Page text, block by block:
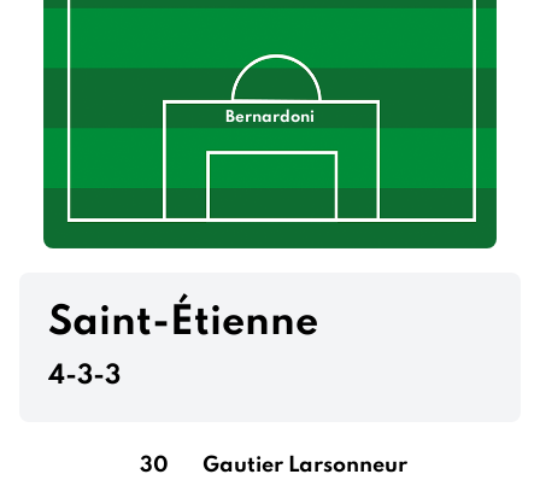
Bernardoni
Saint-Étienne
4-3-3
30 Gautier Larsonneur